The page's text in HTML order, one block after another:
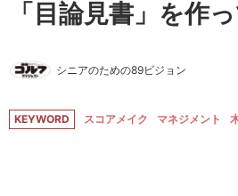
「目論見書」を作
シニアのための89ビジョン
KEYWORD スコアメイク マネジメント